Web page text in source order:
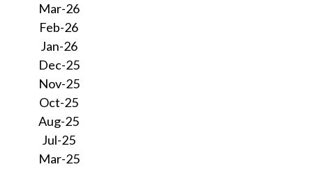
Mar-26
Feb-26
Jan-26
Dec-25
Nov-25
Oct-25
Aug-25
Jul-25
Mar-25